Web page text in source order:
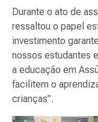
Durante o ato de
ressaltou o papel
investimento
nossos estudantes
a educação em
facilitem o
crianças”.